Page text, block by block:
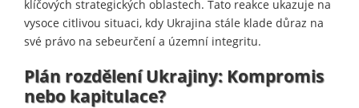
klíčových strategických oblastech. Tato reakce ukazuje na
vysoce citlivou situaci, kdy Ukrajina stále klade důraz na
své právo na sebeurčení a územní integritu.
Plán rozdělení Ukrajiny: Kompromis
nebo kapitulace?